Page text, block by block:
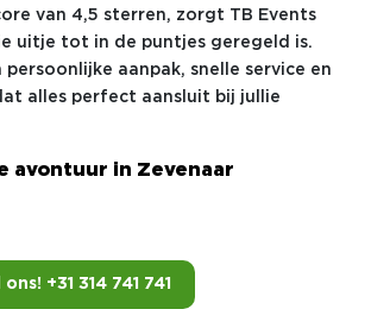
van 4,5 sterren, zorgt TB Events
uitje tot in de puntjes geregeld is.
persoonlijke aanpak, snelle service en
alles perfect aansluit bij jullie
avontuur in Zevenaar
+31 314 741 741